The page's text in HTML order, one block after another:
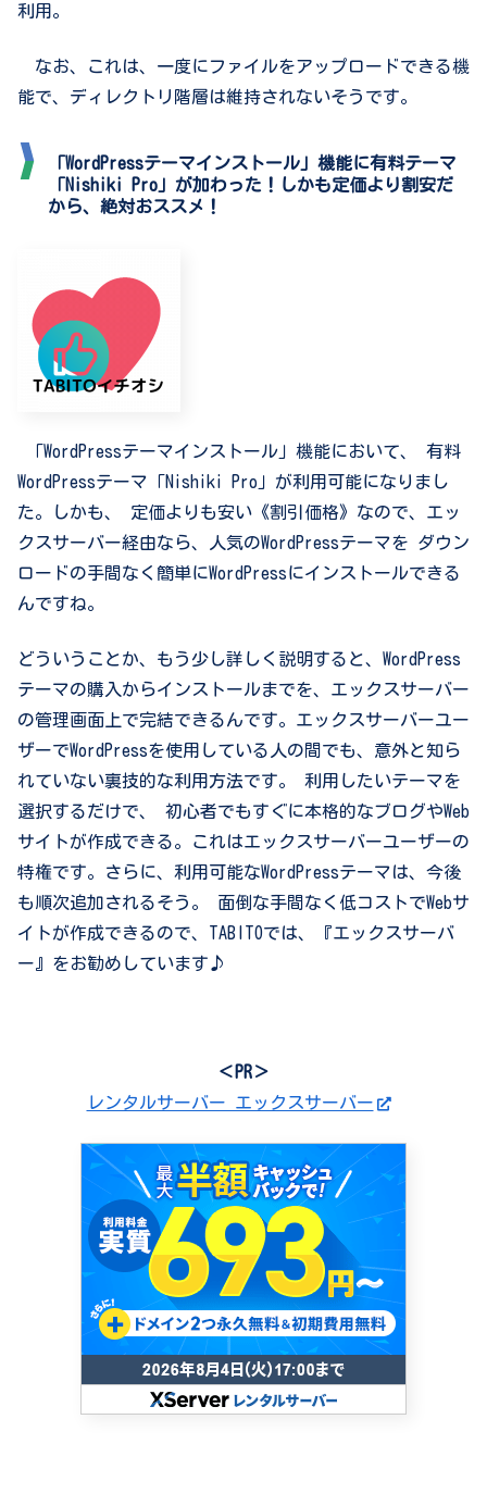
利用。
なお、これは、一度にファイルをアップロードできる機
能で、ディレクトリ階層は維持されないそうです。
「WordPressテーマインストール」機能に有料テーマ
「Nishiki Pro」が加わった！しかも定価より割安だ
から、絶対おススメ！
「WordPressテーマインストール」機能において、 有料
WordPressテーマ「Nishiki Pro」が利用可能になりまし
た。しかも、 定価よりも安い《割引価格》なので、エッ
クスサーバー経由なら、人気のWordPressテーマを ダウン
ロードの手間なく簡単にWordPressにインストールできる
んですね。
どういうことか、もう少し詳しく説明すると、WordPress
テーマの購入からインストールまでを、エックスサーバー
の管理画面上で完結できるんです。エックスサーバーユー
ザーでWordPressを使用している人の間でも、意外と知ら
れていない裏技的な利用方法です。 利用したいテーマを
選択するだけで、 初心者でもすぐに本格的なブログやWeb
サイトが作成できる。これはエックスサーバーユーザーの
特権です。さらに、利用可能なWordPressテーマは、今後
も順次追加されるそう。 面倒な手間なく低コストでWebサ
イトが作成できるので、TABITOでは、『エックスサーバ
ー』をお勧めしています♪
＜PR＞
レンタルサーバー エックスサーバー